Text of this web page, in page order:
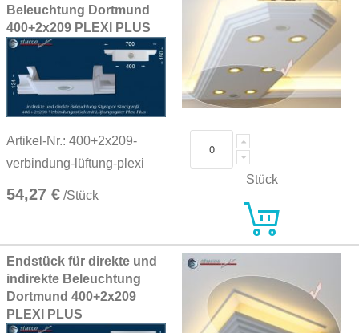
Beleuchtung Dortmund
400+2x209 PLEXI PLUS
Artikel-Nr.: 400+2x209-
verbindung-lüftung-plexi
54,27 € /Stück
Stück
Endstück für direkte und
indirekte Beleuchtung
Dortmund 400+2x209
PLEXI PLUS